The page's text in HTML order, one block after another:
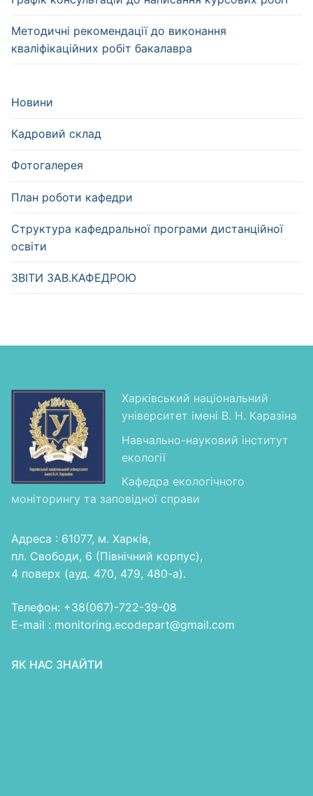
Методичні рекомендації до виконання
кваліфікаційних робіт бакалавра
Новини
Кадровий склад
Фотогалерея
План роботи кафедри
Структура кафедральної програми дистанційної
освіти
ЗВІТИ ЗАВ.КАФЕДРОЮ
Харківський національний
університет імені В. Н. Каразіна
Навчально-науковий інститут
екології
Кафедра екологічного
моніторингу та заповідної справи
Адреса : 61077, м. Харків,
пл. Свободи, 6 (Північний корпус),
4 поверх (ауд. 470, 479, 480-а).
Телефон: +38(067)-722-39-08
E-mail : monitoring.ecodepart@gmail.com
ЯК НАС ЗНАЙТИ